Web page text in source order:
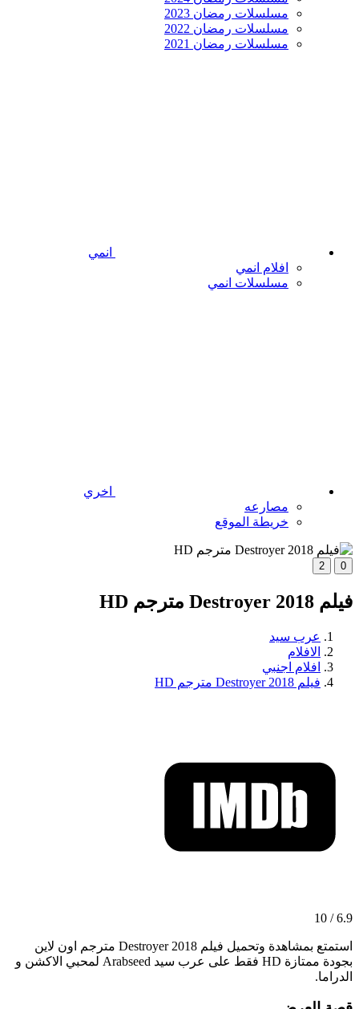
مسلسلات رمضان 2023
مسلسلات رمضان 2022
مسلسلات رمضان 2021
انمي
افلام انمي
مسلسلات انمي
اخري
مصارعه
خريطة الموقع
0
2
فيلم Destroyer 2018 مترجم HD
عرب سيد
الافلام
افلام اجنبي
فيلم Destroyer 2018 مترجم HD
6.9 / 10
استمتع بمشاهدة وتحميل فيلم Destroyer 2018 مترجم اون لاين
بجودة ممتازة HD فقط على عرب سيد Arabseed لمحبي الاكشن و
الدراما.